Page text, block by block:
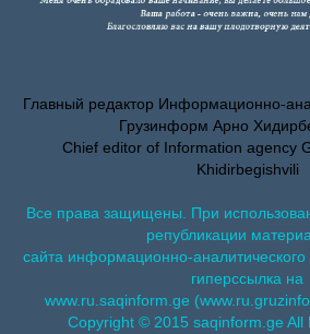
Главный редактор Информационно-
Грузинформ Арно
Chief editor of Information agency
Khidirbegishvili
Все права защищены. При
републикации
сайта информационно-аналитического
гиперссылка на
www.ru.saqinform.ge
Copyright © 2015 saqinform.ge All